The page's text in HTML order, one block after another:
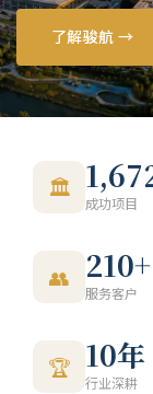
了解骏航 →
🏛
成功项目
👥 210+
服务客户
🏆 10年
行业深耕